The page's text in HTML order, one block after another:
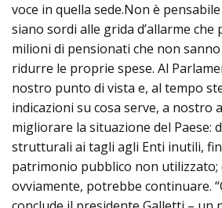
voce in quella sede.Non è
siano sordi alle grida d’allarme che
milioni di pensionati che non
ridurre le proprie spese. Al
nostro punto di vista e, al tempo
indicazioni su cosa serve, a nostro
migliorare la situazione del Paese:
strutturali ai tagli agli Enti inutili,
patrimonio pubblico non utilizzato;
ovviamente, potrebbe continuare.